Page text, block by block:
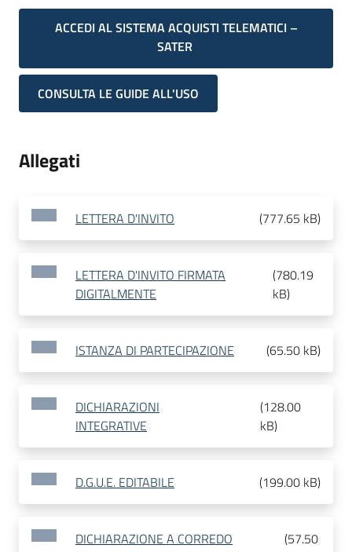
ACCEDI AL SISTEMA ACQUISTI TELEMATICI –
SATER
CONSULTA LE GUIDE ALL'USO
Allegati
LETTERA D'INVITO (777.65 kB)
LETTERA D'INVITO FIRMATA
DIGITALMENTE
(780.19
kB)
ISTANZA DI PARTECIPAZIONE (65.50 kB)
DICHIARAZIONI
INTEGRATIVE
(128.00
kB)
D.G.U.E. EDITABILE (199.00 kB)
DICHIARAZIONE A CORREDO
(57.50